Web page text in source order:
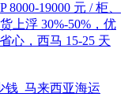
19000 元 / 柜、
上浮 30%-50%，优
心，西马 15-25 天